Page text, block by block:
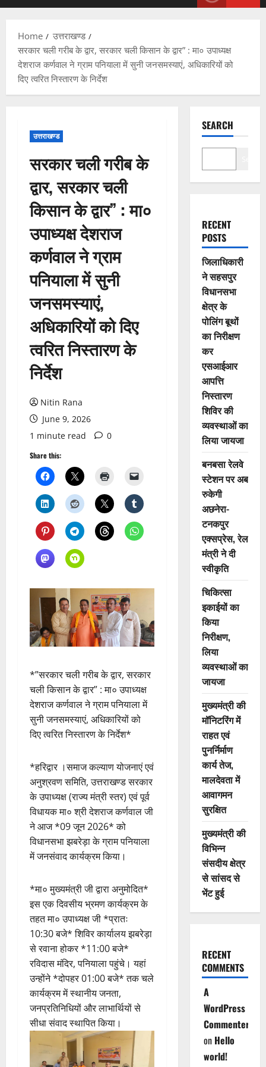
Home
उत्तराखण्ड
सरकार चली गरीब के द्वार, सरकार चली किसान के द्वार” : मा० उपाध्यक्ष
देशराज कर्णवाल ने ग्राम पनियाला में सुनी जनसमस्याएं, अधिकारियों को
दिए त्वरित निस्तारण के निर्देश
उत्तराखण्ड
सरकार चली गरीब के
द्वार, सरकार चली
किसान के द्वार” : मा०
उपाध्यक्ष देशराज
कर्णवाल ने ग्राम
पनियाला में सुनी
जनसमस्याएं,
अधिकारियों को दिए
त्वरित निस्तारण के
निर्देश
Nitin Rana
June 9, 2026
1 minute read
0
Share this:
*”सरकार चली गरीब के द्वार, सरकार
चली किसान के द्वार” : मा० उपाध्यक्ष
देशराज कर्णवाल ने ग्राम पनियाला में
सुनी जनसमस्याएं, अधिकारियों को
दिए त्वरित निस्तारण के निर्देश*
*हरिद्वार ।समाज कल्याण योजनाएं एवं
अनुश्रवण समिति, उत्तराखण्ड सरकार
के उपाध्यक्ष (राज्य मंत्री स्तर) एवं पूर्व
विधायक मा० श्री देशराज कर्णवाल जी
ने आज *09 जून 2026* को
विधानसभा झबरेड़ा के ग्राम पनियाला
में जनसंवाद कार्यक्रम किया।
*मा० मुख्यमंत्री जी द्वारा अनुमोदित*
इस एक दिवसीय भ्रमण कार्यक्रम के
तहत मा० उपाध्यक्ष जी *प्रातः
10:30 बजे* शिविर कार्यालय झबरेड़ा
से रवाना होकर *11:00 बजे*
रविदास मंदिर, पनियाला पहुंचे। यहां
उन्होंने *दोपहर 01:00 बजे* तक चले
कार्यक्रम में स्थानीय जनता,
जनप्रतिनिधियों और लाभार्थियों से
सीधा संवाद स्थापित किया।
SEARCH
RECENT
POSTS
जिलाधिकारी
ने सहसपुर
विधानसभा
क्षेत्र के
पोलिंग बूथों
का निरीक्षण
कर
एसआईआर
आपत्ति
निस्तारण
शिविर की
व्यवस्थाओं का
लिया जायजा
बनबसा रेलवे
स्टेशन पर अब
रुकेगी
अछनेरा-
टनकपुर
एक्सप्रेस, रेल
मंत्री ने दी
स्वीकृति
चिकित्सा
इकाईयों का
किया
निरीक्षण,
लिया
व्यवस्थाओं का
जायजा
मुख्यमंत्री की
मॉनिटरिंग में
राहत एवं
पुनर्निर्माण
कार्य तेज,
मालदेवता में
आवागमन
सुरक्षित
मुख्यमंत्री की
विभिन्न
संसदीय क्षेत्र
से सांसद से
भेंट हुई
RECENT
COMMENTS
A
WordPress
Commenter
on Hello
world!